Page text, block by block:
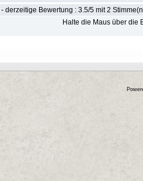
- derzeitige Bewertung : 3.5/5 mit 2
Halte die Maus über die